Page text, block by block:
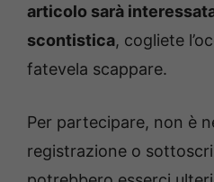
articolo sarà
scontistica, cogliete
fatevela scappare.
Per partecipare, non è
registrazione o